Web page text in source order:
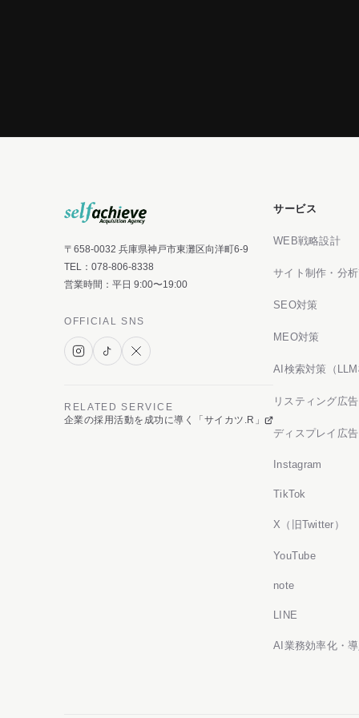
〒658-0032 兵庫県神戸市東灘区向洋町6-9
TEL： 078-806-8338
営業時間：平日 9:00〜19:00
OFFICIAL SNS
RELATED SERVICE
企業の採用活動を成功に導く「サイカツ.R」
サービス
WEB戦略設計
サイト制作・分
SEO対策
MEO対策
AI検索対策（
リスティング広告
ディスプレイ広告
Instagram
TikTok
X（旧Twitter）
YouTube
note
LINE
AI業務効率化・